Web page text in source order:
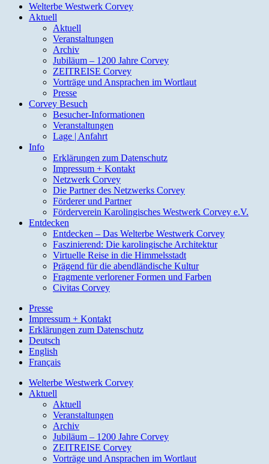
Close
Menu
Welterbe Westwerk Corvey
Aktuell
Aktuell
Veranstaltungen
Archiv
Jubiläum – 1200 Jahre Corvey
ZEITREISE Corvey
Vorträge und Ansprachen im Wortlaut
Presse
Corvey Besuch
Besucher-Informationen
Veranstaltungen
Lage | Anfahrt
Info
Erklärungen zum Datenschutz
Impressum + Kontakt
Netzwerk Corvey
Die Partner des Netzwerks Corvey
Förderer und Partner
Förderverein Karolingisches Westwerk Corvey e.V.
Entdecken
Entdecken – Das Welterbe Westwerk Corvey
Faszinierend: Die karolingische Architektur
Virtuelle Reise in die Himmelsstadt
Prägend für die abendländische Kultur
Fragmente verlorener Formen und Farben
Civitas Corvey
Presse
Impressum + Kontakt
Erklärungen zum Datenschutz
Deutsch
English
Français
Welterbe Westwerk Corvey
Aktuell
Aktuell
Veranstaltungen
Archiv
Jubiläum – 1200 Jahre Corvey
ZEITREISE Corvey
Vorträge und Ansprachen im Wortlaut